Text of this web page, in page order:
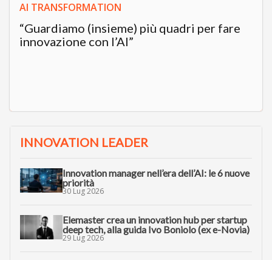
AI TRANSFORMATION
“Guardiamo (insieme) più quadri per fare
innovazione con l’AI”
INNOVATION LEADER
Innovation manager nell’era dell’AI: le 6 nuove
priorità
30 Lug 2026
Elemaster crea un innovation hub per startup
deep tech, alla guida Ivo Boniolo (ex e-Novia)
29 Lug 2026